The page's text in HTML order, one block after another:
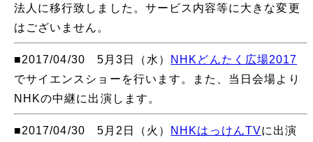
法人に移行致しました。サービス内容等に大きな変更
はございません。
■2017/04/30 5月3日（水） NHKどんたく広場2017
でサイエンスショーを行います。また、当日会場より
NHKの中継に出演します。
■2017/04/30 5月2日（火） NHKはっけんTVに出演